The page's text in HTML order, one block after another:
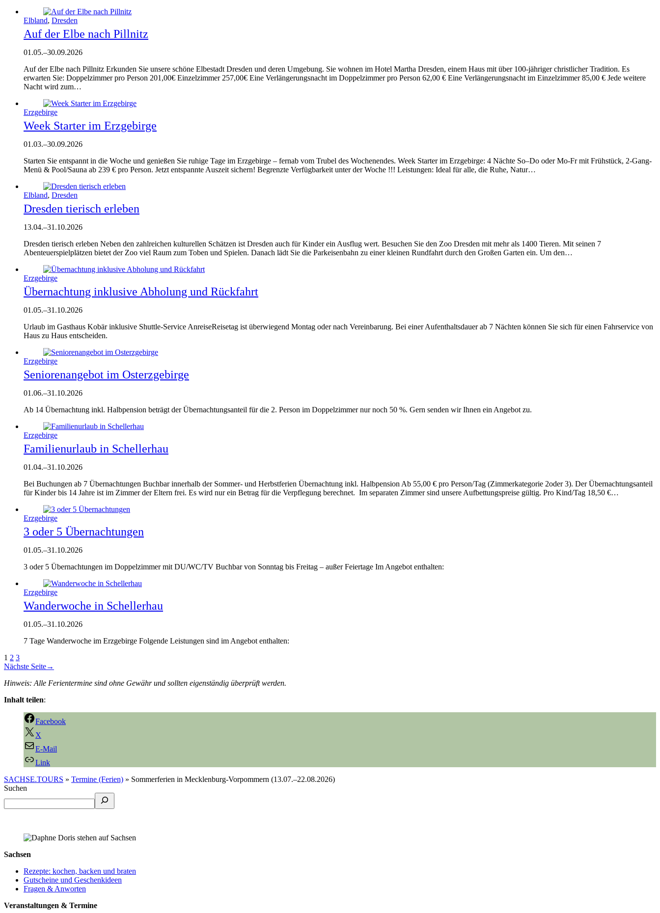
Elbland, Dresden
Auf der Elbe nach Pillnitz
01.05.–30.09.2026
Auf der Elbe nach Pillnitz Erkunden Sie unsere schöne Elbestadt Dresden und deren Umgebung. Sie wohnen im Hotel Martha Dresden, einem Haus mit über 100-jähriger christlicher Tradition. Es
erwarten Sie: Doppelzimmer pro Person 201,00€ Einzelzimmer 257,00€ Eine Verlängerungsnacht im Doppelzimmer pro Person 62,00 € Eine Verlängerungsnacht im Einzelzimmer 85,00 € Jede weitere
Nacht wird zum…
Erzgebirge
Week Starter im Erzgebirge
01.03.–30.09.2026
Starten Sie entspannt in die Woche und genießen Sie ruhige Tage im Erzgebirge – fernab vom Trubel des Wochenendes. Week Starter im Erzgebirge: 4 Nächte So–Do oder Mo-Fr mit Frühstück, 2-Gang-
Menü & Pool/Sauna ab 239 € pro Person. Jetzt entspannte Auszeit sichern! Begrenzte Verfügbarkeit unter der Woche !!! Leistungen: Ideal für alle, die Ruhe, Natur…
Elbland, Dresden
Dresden tierisch erleben
13.04.–31.10.2026
Dresden tierisch erleben Neben den zahlreichen kulturellen Schätzen ist Dresden auch für Kinder ein Ausflug wert. Besuchen Sie den Zoo Dresden mit mehr als 1400 Tieren. Mit seinen 7
Abenteuerspielplätzen bietet der Zoo viel Raum zum Toben und Spielen. Danach lädt Sie die Parkeisenbahn zu einer kleinen Rundfahrt durch den Großen Garten ein. Um den…
Erzgebirge
Übernachtung inklusive Abholung und Rückfahrt
01.05.–31.10.2026
Urlaub im Gasthaus Kobär inklusive Shuttle-Service AnreiseReisetag ist überwiegend Montag oder nach Vereinbarung. Bei einer Aufenthaltsdauer ab 7 Nächten können Sie sich für einen Fahrservice von
Haus zu Haus entscheiden.
Erzgebirge
Seniorenangebot im Osterzgebirge
01.06.–31.10.2026
Ab 14 Übernachtung inkl. Halbpension beträgt der Übernachtungsanteil für die 2. Person im Doppelzimmer nur noch 50 %. Gern senden wir Ihnen ein Angebot zu.
Erzgebirge
Familienurlaub in Schellerhau
01.04.–31.10.2026
Bei Buchungen ab 7 Übernachtungen Buchbar innerhalb der Sommer- und Herbstferien Übernachtung inkl. Halbpension Ab 55,00 € pro Person/Tag (Zimmerkategorie 2oder 3). Der Übernachtungsanteil
für Kinder bis 14 Jahre ist im Zimmer der Eltern frei. Es wird nur ein Betrag für die Verpflegung berechnet. Im separaten Zimmer sind unsere Aufbettungspreise gültig. Pro Kind/Tag 18,50 €…
Erzgebirge
3 oder 5 Übernachtungen
01.05.–31.10.2026
3 oder 5 Übernachtungen im Doppelzimmer mit DU/WC/TV Buchbar von Sonntag bis Freitag – außer Feiertage Im Angebot enthalten:
Erzgebirge
Wanderwoche in Schellerhau
01.05.–31.10.2026
7 Tage Wanderwoche im Erzgebirge Folgende Leistungen sind im Angebot enthalten:
1 2 3
Nächste Seite→
Hinweis: Alle Ferientermine sind ohne Gewähr und sollten eigenständig überprüft werden.
Inhalt teilen:
Facebook
X
E-Mail
Link
SACHSE.TOURS » Termine (Ferien) » Sommerferien in Mecklenburg-Vorpommern (13.07.–22.08.2026)
Suchen
Sachsen
Rezepte: kochen, backen und braten
Gutscheine und Geschenkideen
Fragen & Anworten
Veranstaltungen & Termine